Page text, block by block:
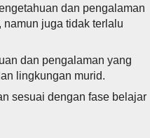
dan pengalaman
juga tidak terlalu
dan pengalaman yang
lingkungan murid.
sesuai dengan fase belajar